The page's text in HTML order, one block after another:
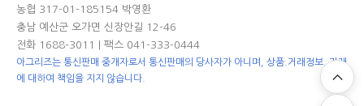
농협 317-01-185154 박영환
충남 예산군 오가면 신장안길 12-46
전화 1688-3011
| 팩스 041-333-0444
아그리즈는 통신판매 중개자로서 통신판매의 당사자가 아니며, 상품.거래정보, 거래
에 대하여 책임을 지지 않습니다.